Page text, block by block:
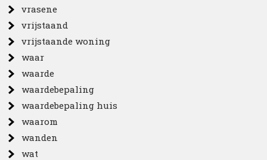
vrasene
vrijstaand
vrijstaande woning
waar
waarde
waardebepaling
waardebepaling huis
waarom
wanden
wat